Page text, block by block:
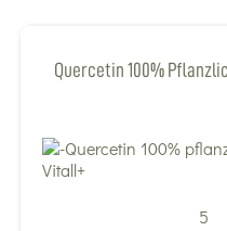
Quercetin 100%
5